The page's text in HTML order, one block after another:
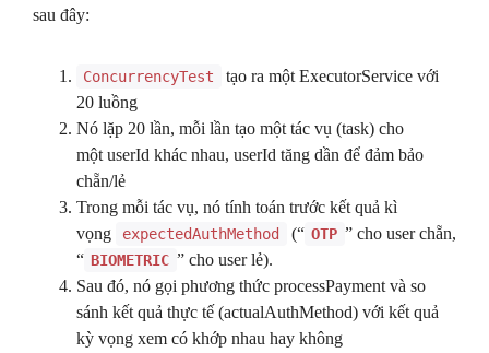
sau đây:
ConcurrencyTest
tạo ra một ExecutorService với
20 luồng
Nó lặp 20 lần, mỗi lần tạo một tác vụ (task) cho
một userId khác nhau, userId tăng dần để đảm bảo
chẵn/lẻ
Trong mỗi tác vụ, nó tính toán trước kết quả kì
vọng
expectedAuthMethod (“ OTP ” cho user chẵn,
“ BIOMETRIC ” cho user lẻ).
Sau đó, nó gọi phương thức processPayment và so
sánh kết quả thực tế (actualAuthMethod) với kết quả
kỳ vọng xem có khớp nhau hay không